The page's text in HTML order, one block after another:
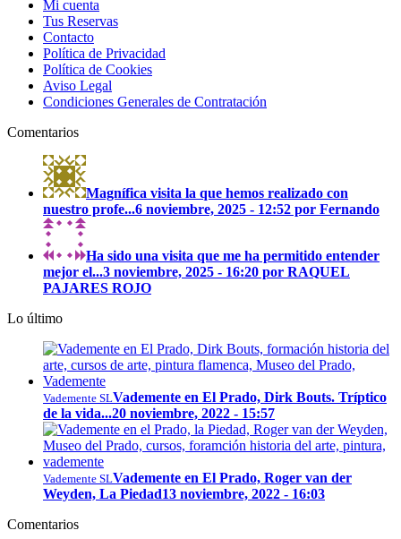
Mi cuenta
Tus Reservas
Contacto
Política de Privacidad
Política de Cookies
Aviso Legal
Condiciones Generales de Contratación
Comentarios
Magnífica visita la que hemos realizado con
nuestro profe...6 noviembre, 2025 - 12:52 por Fernando
Ha sido una visita que me ha permitido entender
mejor el...3 noviembre, 2025 - 16:20 por RAQUEL
PAJARES ROJO
Lo último
Vademente SLVademente en El Prado, Dirk Bouts. Tríptico
de la vida...20 noviembre, 2022 - 15:57
Vademente SLVademente en El Prado, Roger van der
Weyden, La Piedad13 noviembre, 2022 - 16:03
Comentarios